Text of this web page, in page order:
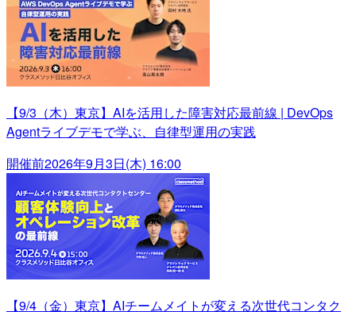
【9/3（木）東京】AIを活用した障害対応最前線 | DevOps
Agentライブデモで学ぶ、自律型運用の実践
開催前2026年9月3日(木) 16:00
【9/4（金）東京】AIチームメイトが変える次世代コンタク